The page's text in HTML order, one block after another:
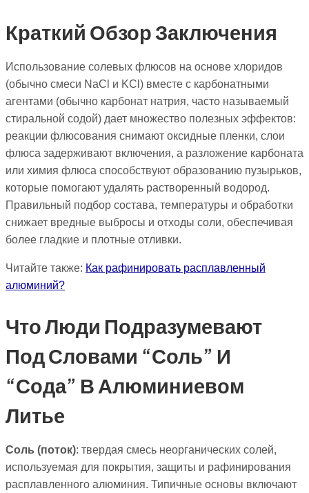
Краткий Обзор Заключения
Использование солевых флюсов на основе хлоридов
(обычно смеси NaCl и KCl) вместе с карбонатными
агентами (обычно карбонат натрия, часто называемый
стиральной содой) дает множество полезных эффектов:
реакции флюсования снимают оксидные пленки, слои
флюса задерживают включения, а разложение карбоната
или химия флюса способствуют образованию пузырьков,
которые помогают удалять растворенный водород.
Правильный подбор состава, температуры и обработки
снижает вредные выбросы и отходы соли, обеспечивая
более гладкие и плотные отливки.
Читайте также: Как рафинировать расплавленный
алюминий?
Что Люди Подразумевают
Под Словами “соль” И
“сода” В Алюминиевом
Литье
Соль (поток): твердая смесь неорганических солей,
используемая для покрытия, защиты и рафинирования
расплавленного алюминия. Типичные основы включают